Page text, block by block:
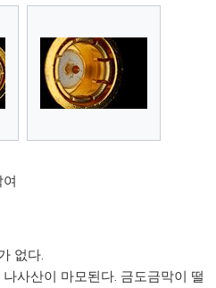
없다.
사산이 마모된다. 금도금막이 떨